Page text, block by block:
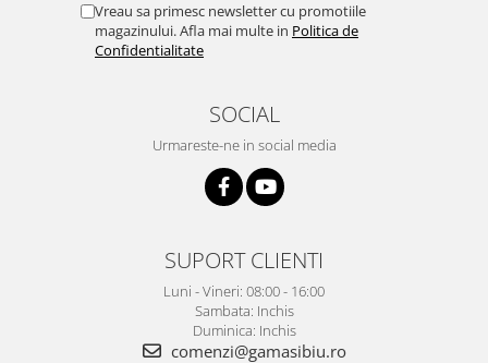
Vreau sa primesc newsletter cu promotiile
magazinului. Afla mai multe in Politica de
Confidentialitate
SOCIAL
Urmareste-ne in social media
SUPORT CLIENTI
Luni - Vineri: 08:00 - 16:00
Sambata: Inchis
Duminica: Inchis
comenzi@gamasibiu.ro